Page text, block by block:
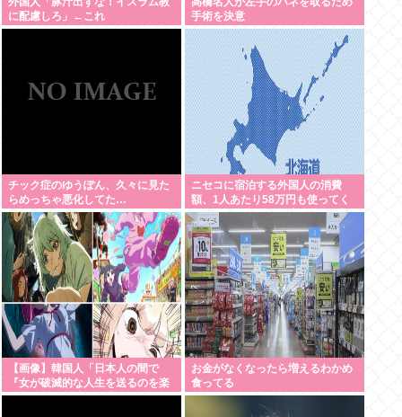
に配慮しろ」←これ
手術を決意
チック症のゆうぽん、久々に見た
らめっちゃ悪化してた…
ニセコに宿泊する外国人の消費
額、1人あたり58万円も使ってく
れることが判明。日本人の4.6倍
【画像】韓国人「日本人の間で
『女が破滅的な人生を送るのを楽
しむ陰湿な趣味』が流行ってい
お金がなくなったら増えるわかめ
食ってる